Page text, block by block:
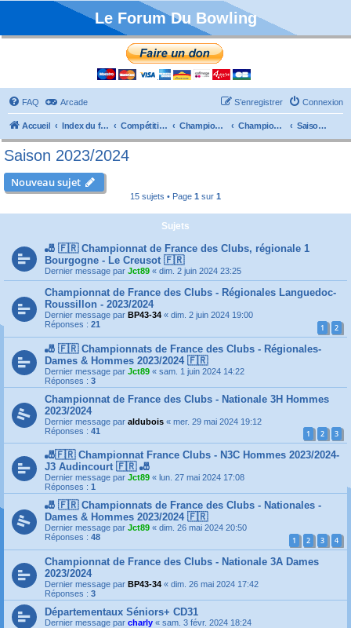
Le Forum Du Bowling
FAQ Arcade Connexion
S’enregistrer
Accueil Index du forum Compétitions Championnats de France Championnat Clubs Saison 2023/2024
Saison 2023/2024
Nouveau sujet
15 sujets • Page 1 sur 1
Sujets
🎳 🇫🇷 Championnat de France des Clubs, régionale 1
Bourgogne - Le Creusot 🇫🇷
Dernier message par Jct89 « dim. 2 juin 2024 23:25
Championnat de France des Clubs - Régionales Languedoc-
Roussillon - 2023/2024
Dernier message par BP43-34 « dim. 2 juin 2024 19:00
Réponses : 21 1 2
🎳 🇫🇷 Championnats de France des Clubs - Régionales-
Dames & Hommes 2023/2024 🇫🇷
Dernier message par Jct89 « sam. 1 juin 2024 14:22
Réponses : 3
Championnat de France des Clubs - Nationale 3H Hommes
2023/2024
Dernier message par aldubois « mer. 29 mai 2024 19:12
Réponses : 41 1 2 3
🎳🇫🇷 Championnat France Clubs - N3C Hommes 2023/2024-
J3 Audincourt 🇫🇷 🎳
Dernier message par Jct89 « lun. 27 mai 2024 17:08
Réponses : 1
🎳 🇫🇷 Championnats de France des Clubs - Nationales -
Dames & Hommes 2023/2024 🇫🇷
Dernier message par Jct89 « dim. 26 mai 2024 20:50
Réponses : 48 1 2 3 4
Championnat de France des Clubs - Nationale 3A Dames
2023/2024
Dernier message par BP43-34 « dim. 26 mai 2024 17:42
Réponses : 3
Départementaux Séniors+ CD31
Dernier message par charly « sam. 3 févr. 2024 18:24